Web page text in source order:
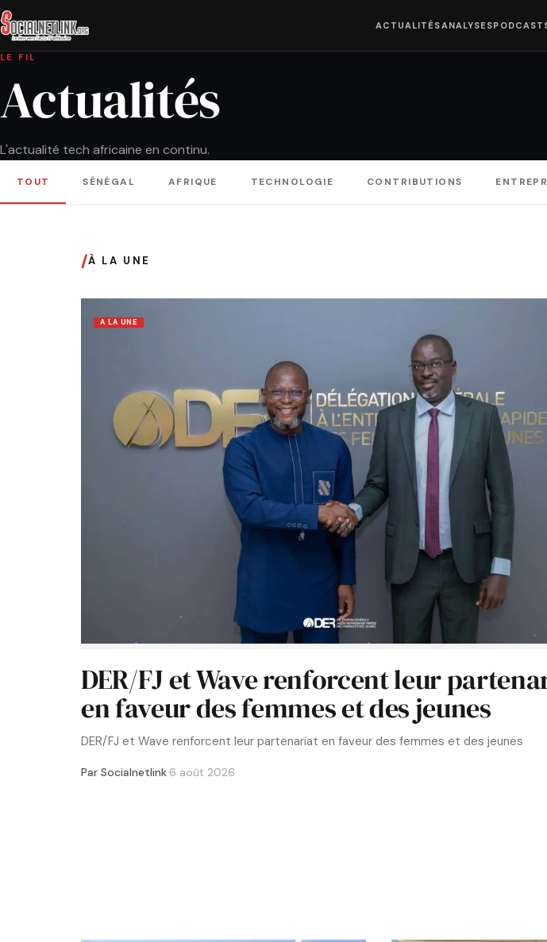
ACTUALITÉSANALYSES
LE FIL
Actualités
L'actualité tech africaine en continu.
TOUT SÉNÉGAL AFRIQUE TECHNOLOGIE CONTRIBUTIONS
/À LA UNE
A LA UNE
DER/FJ et Wave renforcent leur
en faveur des femmes et des jeunes
DER/FJ et Wave renforcent leur partenariat en faveur des femmes et des jeunes
Par Socialnetlink·6 août 2026